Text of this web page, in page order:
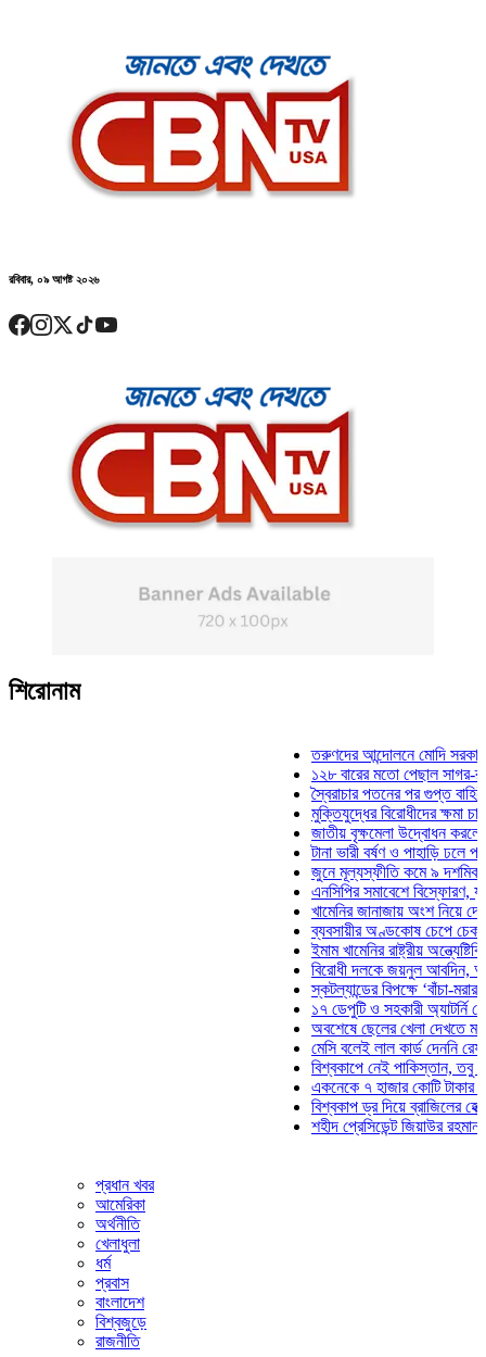
রবিবার, ০৯ আগষ্ট ২০২৬
শিরোনাম
তরুণদের আন্দোলনে মোদি সরকার
১২৮ বারের মতো পেছাল সাগর-রুনি
স্বৈরাচার পতনের পর গুপ্ত বাহিনীর
মুক্তিযুদ্ধের বিরোধীদের ক্ষমা চাইতে
জাতীয় বৃক্ষমেলা উদ্বোধন করলেন
টানা ভারী বর্ষণ ও পাহাড়ি ঢলে
জুনে মূল্যস্ফীতি কমে ৯ দশমিক ১৬
এনসিপির সমাবেশে বিস্ফোরণ,
খামেনির জানাজায় অংশ নিয়ে দেশে
ব্যবসায়ীর অণ্ডকোষ চেপে চেক-
ইমাম খামেনির রাষ্ট্রীয়
বিরোধী দলকে জয়নুল আবদিন,
স্কটল্যান্ডের বিপক্ষে ‘বাঁচা-মরার
১৭ ডেপুটি ও সহকারী অ্যাটর্নি
অবশেষে ছেলের খেলা দেখতে মাঠে
মেসি বলেই লাল কার্ড দেননি রেফারি!
বিশ্বকাপে নেই পাকিস্তান, তবু
একনেকে ৭ হাজার কোটি টাকার ৫
বিশ্বকাপ ড্র দিয়ে ব্রাজিলের হেক্সা
শহীদ প্রেসিডেন্ট জিয়াউর রহমান
প্রধান খবর
আমেরিকা
অর্থনীতি
খেলাধুলা
ধর্ম
প্রবাস
বাংলাদেশ
বিশ্বজুড়ে
রাজনীতি